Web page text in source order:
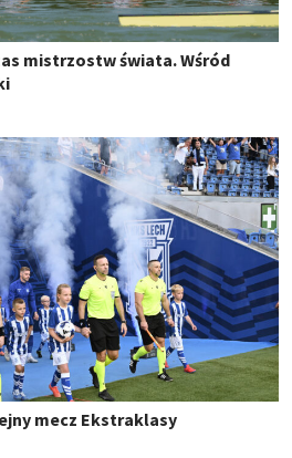
mistrzostw świata. Wśród
mecz Ekstraklasy